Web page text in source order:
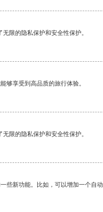
限的隐私保护和安全性保护。
够享受到高品质的旅行体验。
限的隐私保护和安全性保护。
些新功能。比如，可以增加一个自